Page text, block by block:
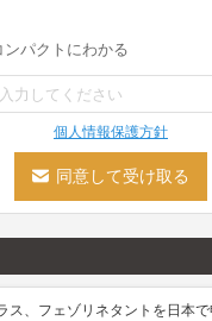
パクトにわかる
個人情報保護方針
ス、フェゾリネタントを日本